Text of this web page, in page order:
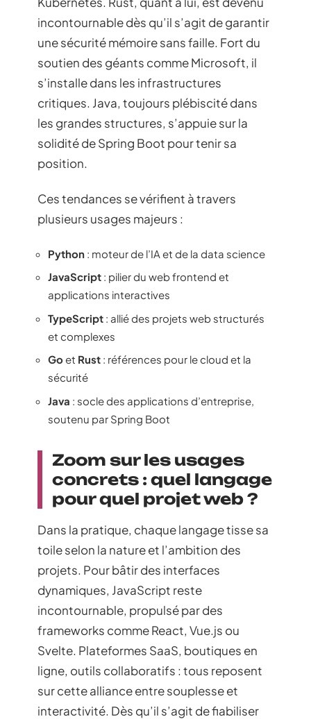
incontournable dès qu’il s’agit de garantir
une sécurité mémoire sans faille. Fort du
soutien des géants comme Microsoft, il
s’installe dans les infrastructures
critiques. Java, toujours plébiscité dans
les grandes structures, s’appuie sur la
solidité de Spring Boot pour tenir sa
position.
Ces tendances se vérifient à travers
plusieurs usages majeurs :
Python : moteur de l’IA et de la data science
JavaScript : pilier du web frontend et
applications interactives
TypeScript : allié des projets web structurés
et complexes
Goet Rust : références pour le cloud et la
sécurité
Java : socle des applications d’entreprise,
soutenu par Spring Boot
Zoom sur les usages
concrets : quel langage
pour quel projet web ?
Dans la pratique, chaque langage tisse sa
toile selon la nature et l’ambition des
projets. Pour bâtir des interfaces
dynamiques, JavaScript reste
incontournable, propulsé par des
frameworks comme React, Vue.js ou
Svelte. Plateformes SaaS, boutiques en
ligne, outils collaboratifs : tous reposent
sur cette alliance entre souplesse et
interactivité. Dès qu’il s’agit de fiabiliser